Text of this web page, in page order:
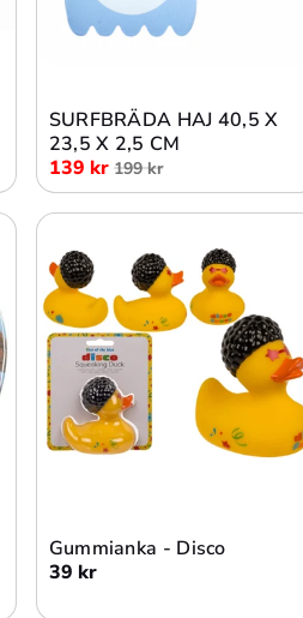
SURFBRÄDA HAJ 40,5 X
23,5 X 2,5 CM
139 kr 199 kr
Gummianka - Disco
39 kr